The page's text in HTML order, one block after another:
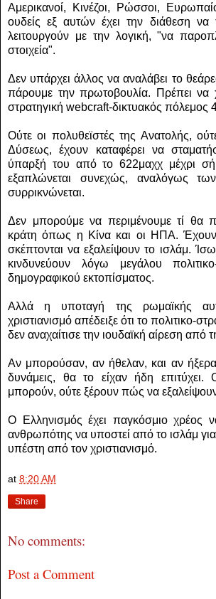
Αμερικανοί, Κινέζοι, Ρώσσοι,
ουδείς εξ αυτών έχει την διάθεση να
λειτουργούν με την λογική, "να
στοιχεία".
Δεν υπάρχει άλλος να αναλάβει το
πάρουμε την πρωτοβουλία. Πρέπει να
στρατηγική webcraft-δικτυακός πόλεμος
Ούτε οι πολυθεϊστές της Ανατολής,
Δύσεως, έχουν καταφέρει να
ύπαρξή του από το 622μαχχ μέχρι
εξαπλώνεται συνεχώς, αναλόγως
συρρικνώνεται.
Δεν μπορούμε να περιμένουμε τί θα
κράτη όπως η Κίνα και οι ΗΠΑ. Έχουν
σκέπτονται να εξαλείψουν το ισλάμ.
κινδυνεύουν λόγω μεγάλου πολιτικο-
δημογραφικού εκτοπίσματος.
Αλλά η υποταγή της ρωμαϊκής
χριστιανισμό απέδειξε ότι το πολιτικο-
δεν αναχαίτισε την ιουδαϊκή αίρεση από
Αν μπορούσαν, αν ήθελαν, και αν
δυνάμεις, θα το είχαν ήδη επιτύχει.
μπορούν, ούτε ξέρουν πώς να
Ο Ελληνισμός έχει παγκόσμιο χρέος
ανθρωπότης να υποστεί από το ισλάμ
υπέστη από τον χριστιανισμό.
at 8:20 AM
Share
No comments:
Post a Comment